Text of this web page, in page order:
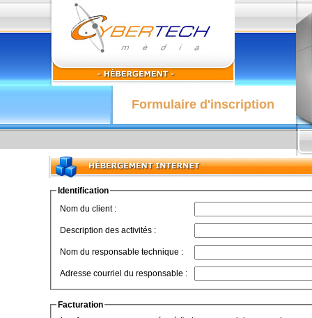
Formulaire d'inscription
Identification
Nom du client :
Description des activités :
Nom du responsable technique :
Adresse courriel du responsable :
Facturation